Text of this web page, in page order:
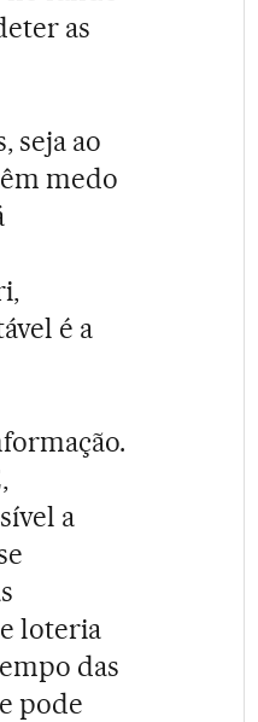
as
seja ao
medo
é a
a
loteria
das
pode